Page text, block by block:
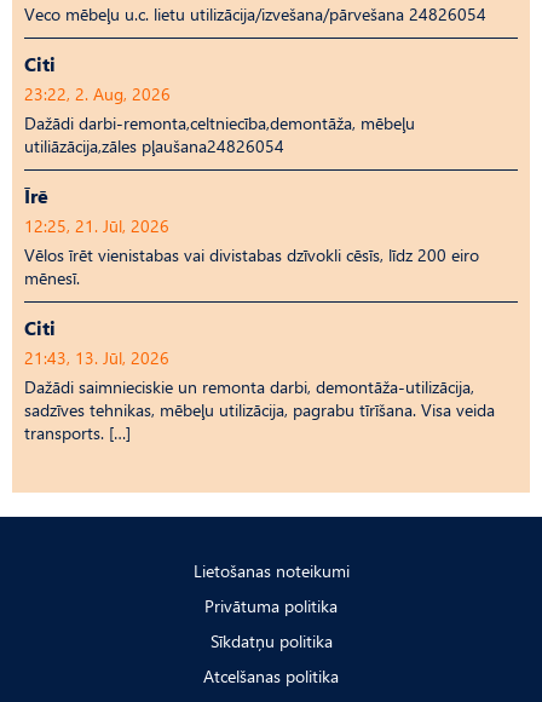
Veco mēbeļu u.c. lietu utilizācija/izvešana/pārvešana 24826054
Citi
23:22, 2. Aug, 2026
Dažādi darbi-remonta,celtniecība,demontāža, mēbeļu
utiliāzācija,zāles pļaušana24826054
Īrē
12:25, 21. Jūl, 2026
Vēlos īrēt vienistabas vai divistabas dzīvokli cēsīs, līdz 200 eiro
mēnesī.
Citi
21:43, 13. Jūl, 2026
Dažādi saimnieciskie un remonta darbi, demontāža-utilizācija,
sadzīves tehnikas, mēbeļu utilizācija, pagrabu tīrīšana. Visa veida
transports. […]
Lietošanas noteikumi
Privātuma politika
Sīkdatņu politika
Atcelšanas politika